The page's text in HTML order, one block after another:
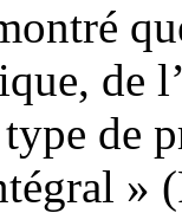
de
de
»